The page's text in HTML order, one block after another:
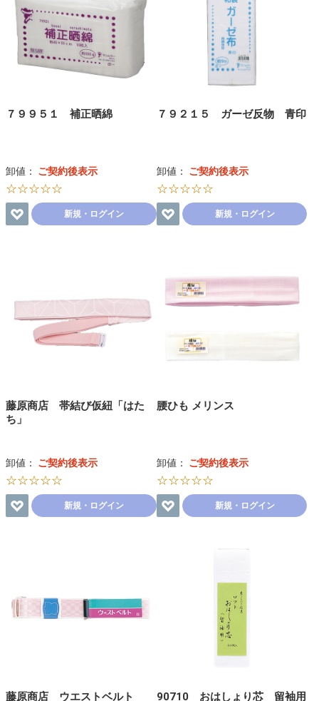
７９９５１ 補正晒綿
卸値： ご契約後表示
☆☆☆☆☆
新規・ログイン
７９２１５ ガーゼ反物 青印
卸値： ご契約後表示
☆☆☆☆☆
新規・ログイン
藤原商店 帯結び仮紐「はた
ち」
卸値： ご契約後表示
☆☆☆☆☆
新規・ログイン
腰ひも メリンス
卸値： ご契約後表示
☆☆☆☆☆
新規・ログイン
藤原商店 ウエストベルト 90710 おはしょり芯 留袖用